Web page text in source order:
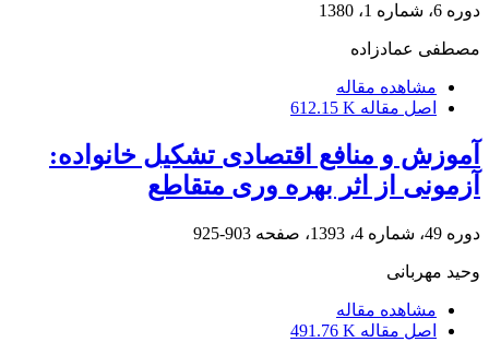
دوره 6، شماره 1، 1380
مصطفی عمادزاده
مشاهده مقاله
اصل مقاله 612.15 K
آموزش و منافع اقتصادی تشکیل خانواده:
آزمونی از اثر بهره وری متقاطع
دوره 49، شماره 4، 1393، صفحه 903-925
وحید مهربانی
مشاهده مقاله
اصل مقاله 491.76 K